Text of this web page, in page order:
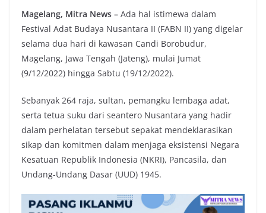
Magelang, Mitra News – Ada hal istimewa dalam
Festival Adat Budaya Nusantara II (FABN II) yang digelar
selama dua hari di kawasan Candi Borobudur,
Magelang, Jawa Tengah (Jateng), mulai Jumat
(9/12/2022) hingga Sabtu (19/12/2022).
Sebanyak 264 raja, sultan, pemangku lembaga adat,
serta tetua suku dari seantero Nusantara yang hadir
dalam perhelatan tersebut sepakat mendeklarasikan
sikap dan komitmen dalam menjaga eksistensi Negara
Kesatuan Republik Indonesia (NKRI), Pancasila, dan
Undang-Undang Dasar (UUD) 1945.